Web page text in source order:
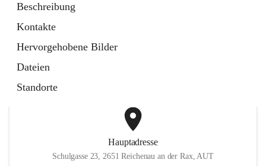
Beschreibung
Kontakte
Hervorgehobene Bilder
Dateien
Standorte
Tab
Toni Klix Maustraining
Externe Webseite
öffnet
in
neuem
Tab
Hauptadresse
Schulgasse 23, 2651 Reichenau an der Rax, AUT